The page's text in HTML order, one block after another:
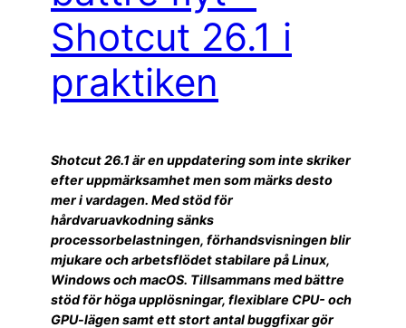
Shotcut 26.1 i
praktiken
Shotcut 26.1 är en uppdatering som inte skriker
efter uppmärksamhet men som märks desto
mer i vardagen. Med stöd för
hårdvaruavkodning sänks
processorbelastningen, förhandsvisningen blir
mjukare och arbetsflödet stabilare på Linux,
Windows och macOS. Tillsammans med bättre
stöd för höga upplösningar, flexiblare CPU- och
GPU-lägen samt ett stort antal buggfixar gör